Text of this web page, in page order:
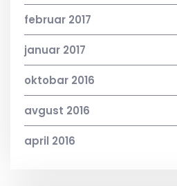
februar 2017
januar 2017
oktobar 2016
avgust 2016
april 2016